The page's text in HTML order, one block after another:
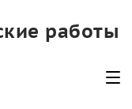
работы